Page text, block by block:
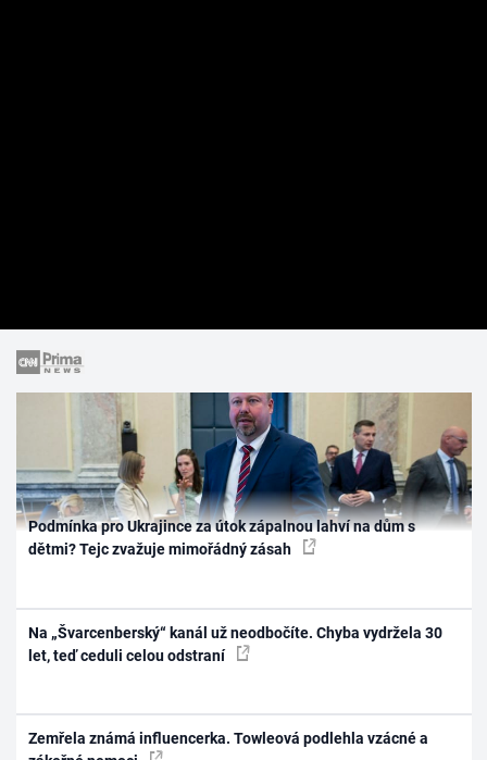
Podmínka pro Ukrajince za útok zápalnou lahví na dům s
dětmi? Tejc zvažuje mimořádný zásah
Na „Švarcenberský“ kanál už neodbočíte. Chyba vydržela 30
let, teď ceduli celou odstraní
Zemřela známá influencerka. Towleová podlehla vzácné a